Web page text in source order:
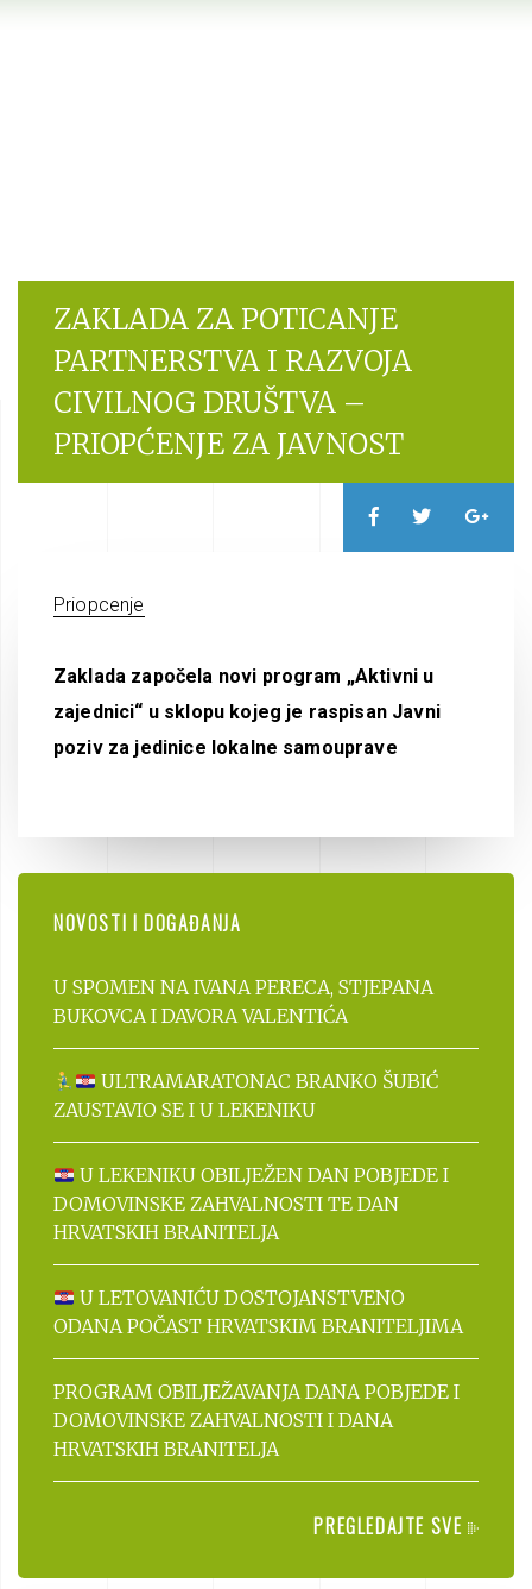
ZAKLADA ZA POTICANJE
PARTNERSTVA I RAZVOJA
CIVILNOG DRUŠTVA –
PRIOPĆENJE ZA JAVNOST
Priopcenje
Zaklada započela novi program „Aktivni u
zajednici“ u sklopu kojeg je raspisan Javni
poziv za jedinice lokalne samouprave
NOVOSTI I DOGAĐANJA
U SPOMEN NA IVANA PERECA, STJEPANA
BUKOVCA I DAVORA VALENTIĆA
ULTRAMARATONAC BRANKO ŠUBIĆ
ZAUSTAVIO SE I U LEKENIKU
U LEKENIKU OBILJEŽEN DAN POBJEDE I
DOMOVINSKE ZAHVALNOSTI TE DAN
HRVATSKIH BRANITELJA
U LETOVANIĆU DOSTOJANSTVENO
ODANA POČAST HRVATSKIM BRANITELJIMA
PROGRAM OBILJEŽAVANJA DANA POBJEDE I
DOMOVINSKE ZAHVALNOSTI I DANA
HRVATSKIH BRANITELJA
PREGLEDAJTE SVE